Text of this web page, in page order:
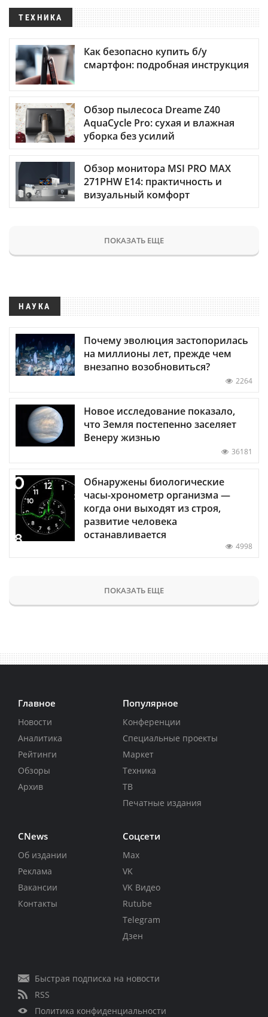
ТЕХНИКА
Как безопасно купить б/у
смартфон: подробная инструкция
Обзор пылесоса Dreame Z40
AquaCycle Pro: сухая и влажная
уборка без усилий
Обзор монитора MSI PRO MAX
271PHW E14: практичность и
визуальный комфорт
ПОКАЗАТЬ ЕЩЕ
НАУКА
Почему эволюция застопорилась
на миллионы лет, прежде чем
внезапно возобновиться?
2264
Новое исследование показало,
что Земля постепенно заселяет
Венеру жизнью
36181
Обнаружены биологические
часы-хронометр организма —
когда они выходят из строя,
развитие человека
останавливается
4998
ПОКАЗАТЬ ЕЩЕ
Главное
Новости
Аналитика
Рейтинги
Обзоры
Архив
Популярное
Конференции
Специальные проекты
Маркет
Техника
ТВ
Печатные издания
CNews
Об издании
Реклама
Вакансии
Контакты
Соцсети
Max
VK
VK Видео
Rutube
Telegram
Дзен
Быстрая подписка на новости
RSS
Политика конфиденциальности